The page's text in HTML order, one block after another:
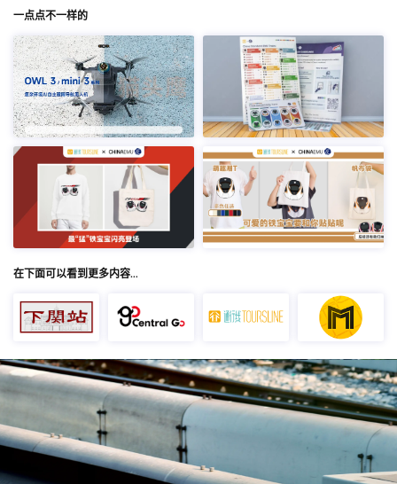
一点点不一样的
在下面可以看到更多内容…